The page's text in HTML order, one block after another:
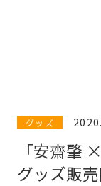
グッズ
「安齋肇
グッズ販売